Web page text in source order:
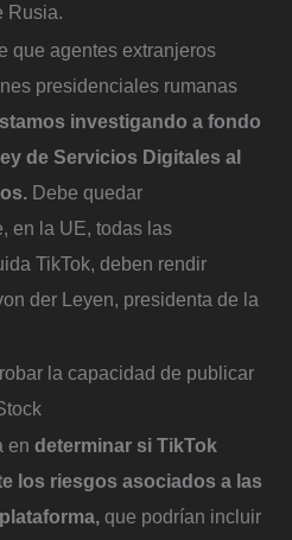
Rusia.
que agentes extranjeros
presidenciales rumanas
investigando a fondo
de Servicios Digitales al
Debe quedar
en la UE, todas las
TikTok, deben rendir
der Leyen, presidenta de la
la capacidad de publicar
en determinar si TikTok
los riesgos asociados a las
que podrían incluir